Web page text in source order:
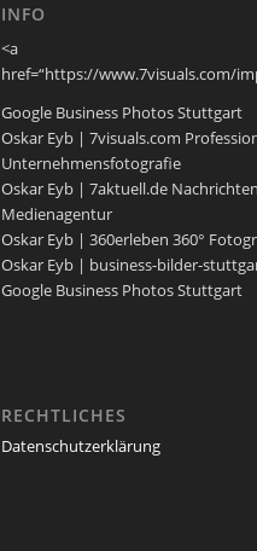
INFO
<a
href=“https://www.7visuals.com/
Google Business Photos Stuttgart
Oskar Eyb | 7visuals.com
Unternehmensfotografie
Oskar Eyb | 7aktuell.de
Medienagentur
Oskar Eyb | 360erleben 360°
Oskar Eyb | business-bilder-
Google Business Photos Stuttgart
RECHTLICHES
Datenschutzerklärung